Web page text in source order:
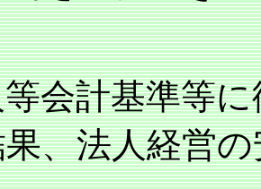
会計基準等
、法人経営